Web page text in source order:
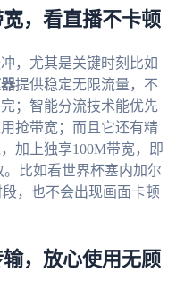
，看直播不卡顿
，尤其是关键时刻比如
提供稳定无限流量，不
；智能分流技术能优先
抢带宽；而且它还有精
加上独享100M带宽，即
比如看世界杯塞内加尔
，也不会出现画面卡顿
，放心使用无顾